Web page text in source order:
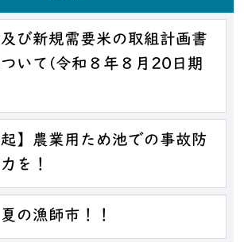
び新規需要米の取組計画書
いて(令和８年８月20日期
起】農業用ため池での事故防
を！
の漁師市！！